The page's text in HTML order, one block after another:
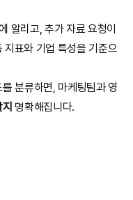
알리고, 추가 자료 요청이
지표와 기업 특성을 기준으
분류하면, 마케팅팀과 영
명확해집니다.